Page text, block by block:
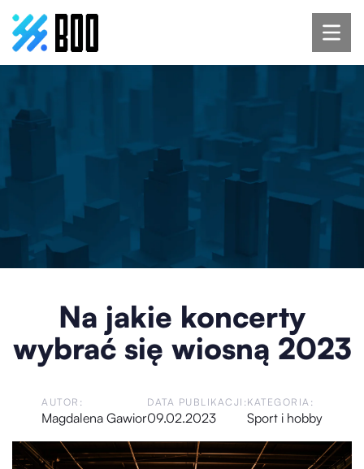
Na jakie koncerty
wybrać się wiosną 2023
AUTOR:
Magdalena Gawior
DATA PUBLIKACJI:
09.02.2023
KATEGORIA:
Sport i hobby